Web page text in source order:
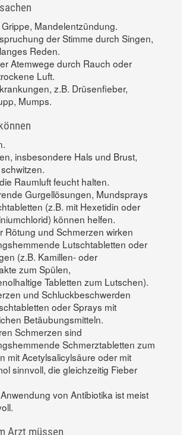
Mandelentzündung.
der Stimme durch Singen,
Reden.
Atemwege durch Rauch oder
Luft.
z.B. Drüsenfieber,
Mumps.
insbesondere Hals und Brust,
Raumluft feucht halten.
Gurgellösungen, Mundsprays
(z.B. mit Hexetidin oder
können helfen.
Rötung und Schmerzen wirken
Lutschtabletten oder
(z.B. Kamillen- oder
zum Spülen,
Tabletten zum Lutschen).
und Schluckbeschwerden
oder Sprays mit
Betäubungsmitteln.
Schmerzen sind
Schmerztabletten zum
mit Acetylsalicylsäure oder mit
sinnvoll, die gleichzeitig Fieber
von Antibiotika ist meist
Arzt müssen